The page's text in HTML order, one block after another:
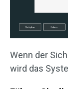
Wenn der
wird das